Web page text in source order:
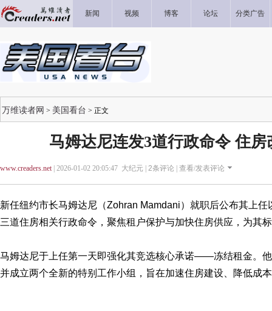
新闻 视频 博客 论坛 分类广告
万维读者网 > 美国看台 > 正文
马姆达尼连发3道行政命令 住
www.creaders.net| 2026-01-02 20:05:47 大纪元 | 2条评论 | 查看/发表评论
新任纽约市长马姆达尼（Zohran Mamdani）就职后公布其上
三道住房相关行政命令，聚焦租户保护与加快住房供应，为其
马姆达尼于上任第一天即强化其竞选核心承诺——冻结租金。
并成立两个全新的特别工作小组，旨在加速住房建设、降低成